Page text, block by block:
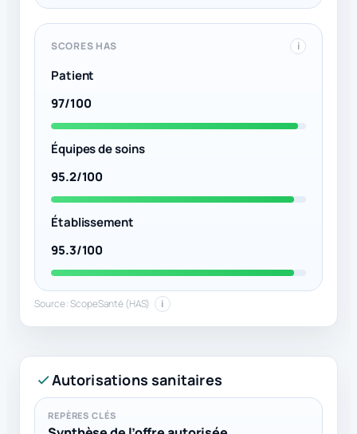
Autorisations sanitaires
REPÈRES CLÉS
SCORES HAS i
Patient
97/100
Équipes de soins
95.2/100
Établissement
95.3/100
Source : ScopeSanté (HAS) i